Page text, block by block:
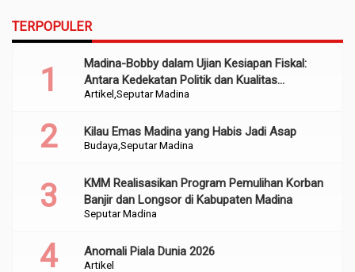
TERPOPULER
Artikel Seputar Madina
Madina-Bobby dalam Ujian Kesiapan Fiskal:
Antara Kedekatan Politik dan Kualitas
Perencanaan
Budaya Seputar Madina
Kilau Emas Madina yang Habis Jadi Asap
Seputar Madina
KMM Realisasikan Program Pemulihan Korban
Banjir dan Longsor di Kabupaten Madina
Artikel
Anomali Piala Dunia 2026